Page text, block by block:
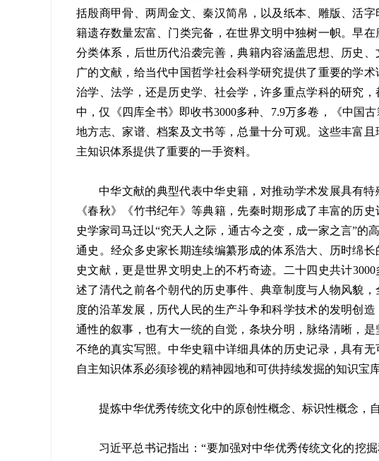
括殷商甲骨、两周金文、秦汉简帛，以及纸本、雕版、活
籍遗存数量宏富、门类完备，在世界文明中独树一帜。早
分类体系，后世历代沿袭完善，典籍内容涵盖思想、历史
广的文献，给当代中国哲学社会科学研究提供了重要的学
治学、法学，还是历史学、社会学，许多重点学科的研究
中，仅《四库全书》即收书3000多种、7.9万多卷，《中国
地方志、家谱、档案及文书等，总量十分可观。这些丰富
主知识体系提供了重要的一手资料。
中华文献的典型代表中华史籍，对推动学术发展具有
《春秋》《竹书纪年》等典籍，先秦时期形成了丰富的历
史学家司马迁以“究天人之际，通古今之变，成一家之言”的
通史。经众多史家长期连续编纂形成的体系浩大、历时绵
史文献，更是世界文明史上的不朽奇迹。二十四史共计
述了清代之前各个朝代的历史事件、典章制度与人物风貌
度的沿革发展，历代人民的生产斗争和科学技术的发明创
通性的叙事，也有大一统的自觉，条块分明，脉络清晰，
不绝的真实写照。中华史籍中详细具体的历史记录，具有
自主知识体系必须珍视的精神园地和可供持续发掘的知识宝库
提炼中华优秀传统文化中的原创性概念、标识性概念，
习近平总书记指出：“要加强对中华优秀传统文化的挖